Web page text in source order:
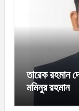
তারেক রহমান
মমিনুর রহমান